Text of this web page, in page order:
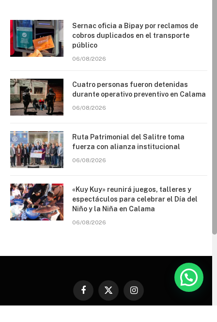
Sernac oficia a Bipay por reclamos de
cobros duplicados en el transporte
público
06/08/2026
Cuatro personas fueron detenidas
durante operativo preventivo en Calama
06/08/2026
Ruta Patrimonial del Salitre toma
fuerza con alianza institucional
06/08/2026
«Kuy Kuy» reunirá juegos, talleres y
espectáculos para celebrar el Día del
Niño y la Niña en Calama
06/08/2026
Facebook
X
Instagram